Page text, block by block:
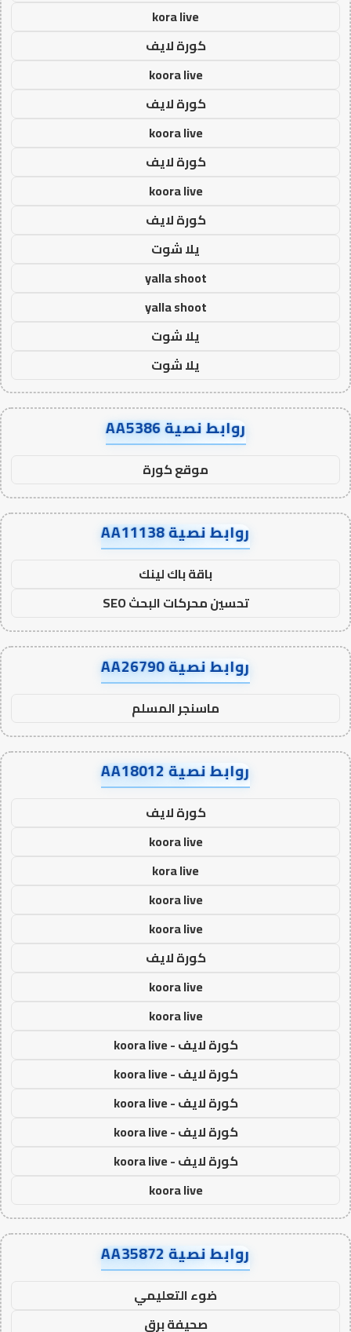
kora live
كورة لايف
koora live
كورة لايف
koora live
كورة لايف
koora live
كورة لايف
يلا شوت
yalla shoot
yalla shoot
يلا شوت
يلا شوت
روابط نصية AA5386
موقع كورة
روابط نصية AA11138
باقة باك لينك
تحسين محركات البحث SEO
روابط نصية AA26790
ماسنجر المسلم
روابط نصية AA18012
كورة لايف
koora live
kora live
koora live
koora live
كورة لايف
koora live
koora live
كورة لايف - koora live
كورة لايف - koora live
كورة لايف - koora live
كورة لايف - koora live
كورة لايف - koora live
koora live
روابط نصية AA35872
ضوء التعليمي
صحيفة برق